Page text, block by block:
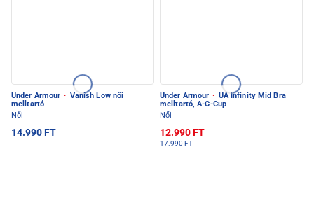
Under Armour · Vanish Low női
melltartó
Női
14.990 FT
Under Armour · UA Infinity Mid Bra
melltartó, A-C-Cup
Női
12.990 FT
17.990 FT